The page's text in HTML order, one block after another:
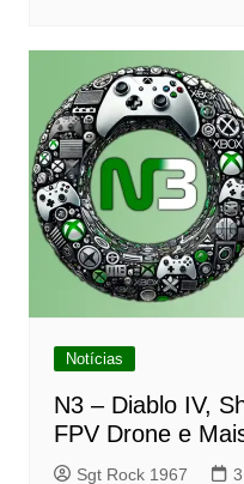
Notícias
N3 – Diablo IV,
FPV Drone e
Sgt Rock 1967